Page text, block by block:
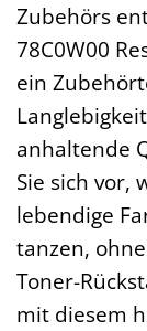
Zubehörs
78C0W00
ein
anhaltende
Sie sich vor,
lebendige
tanzen,
Toner-
mit diesem